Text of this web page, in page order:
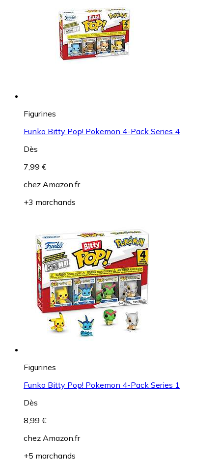
Figurines
Funko Bitty Pop! Pokemon 4-Pack Series 4
Dès
7,99 €
chez Amazon.fr
+3 marchands
Figurines
Funko Bitty Pop! Pokemon 4-Pack Series 1
Dès
8,99 €
chez Amazon.fr
+5 marchands